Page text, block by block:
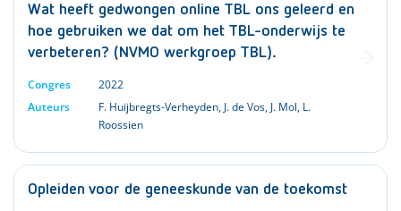
Wat heeft gedwongen online TBL ons geleerd en
hoe gebruiken we dat om het TBL-onderwijs te
verbeteren? (NVMO werkgroep TBL).
Congres
2022
Auteurs
F. Huijbregts-Verheyden, J. de Vos, J. Mol, L.
Roossien
Opleiden voor de geneeskunde van de toekomst